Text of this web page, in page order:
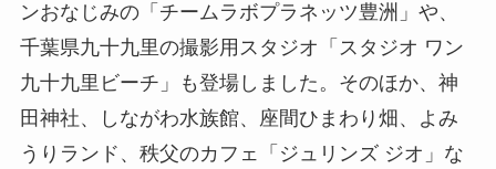
ンおなじみの「チームラボプラネッツ豊洲」や、
千葉県九十九里の撮影用スタジオ「スタジオ ワン
九十九里ビーチ」も登場しました。そのほか、神
田神社、しながわ水族館、座間ひまわり畑、よみ
うりランド、秩父のカフェ「ジュリンズ ジオ」な